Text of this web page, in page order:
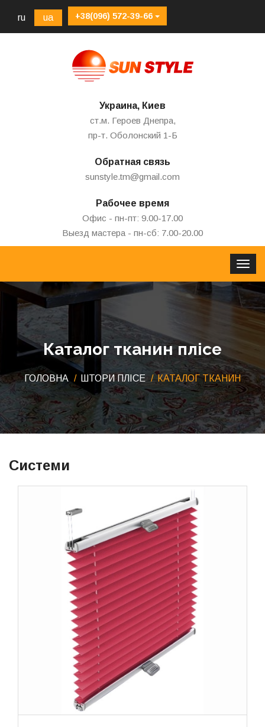
ru ua +38(096) 572-39-66
Украина, Киев
ст.м. Героев Днепра,
пр-т. Оболонский 1-Б
Обратная связь
sunstyle.tm@gmail.com
Рабочее время
Офис - пн-пт: 9.00-17.00
Выезд мастера - пн-сб: 7.00-20.00
Close
Каталог тканин плісе
ГОЛОВНА ШТОРИ ПЛІСЕ КАТАЛОГ ТКАНИН
Системи